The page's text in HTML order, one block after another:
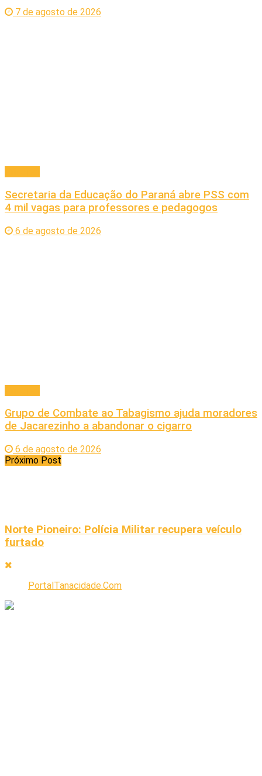
7 de agosto de 2026
Secretaria da Educação do Paraná abre PSS com
4 mil vagas para professores e pedagogos
6 de agosto de 2026
Grupo de Combate ao Tabagismo ajuda moradores
de Jacarezinho a abandonar o cigarro
6 de agosto de 2026
Próximo Post
Norte Pioneiro: Polícia Militar recupera veículo
furtado
PortalTanacidade.Com